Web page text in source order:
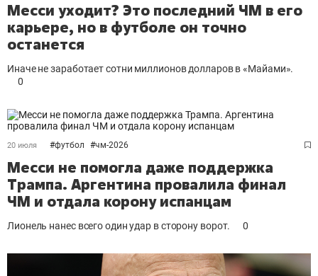
Месси уходит? Это последний ЧМ в его
карьере, но в футболе он точно
останется
Иначе не заработает сотни миллионов долларов в «Майами».
0
20 июля #футбол #чм-2026
Месси не помогла даже поддержка
Трампа. Аргентина провалила финал
ЧМ и отдала корону испанцам
Лионель нанес всего один удар в сторону ворот. 0